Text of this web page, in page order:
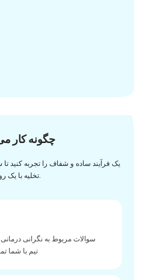
چگونه کار
یک فرآیند ساده و شفاف را تجربه کنید
تخلیه با یک روند آسان و روان موفقیت آمیز کنید.
سوالات مربوط به نگرانی درمانی
تیم با شما